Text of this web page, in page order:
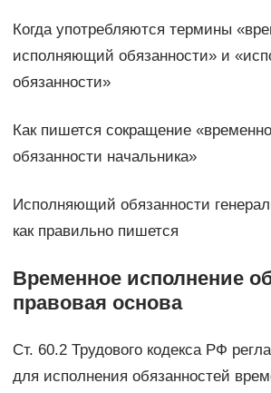
Когда употребляются термины
исполняющий обязанности» и
обязанности»
Как пишется сокращение
обязанности начальника»
Исполняющий обязанности
как правильно пишется
Временное исполнение
правовая основа
Ст. 60.2 Трудового кодекса РФ
для исполнения обязанностей